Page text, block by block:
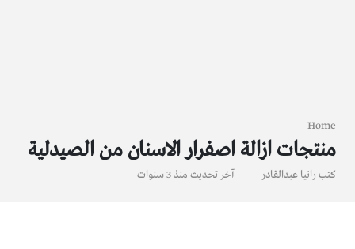
Home
منتجات ازالة اصفرار الاسنان من الصيدلية
كتب رانيا عبدالقادر آخر تحديث منذ 3 سنوات